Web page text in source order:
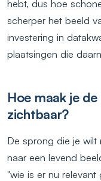
hebt, dus hoe
scherper het beeld
investering in
plaatsingen die
Hoe maak je
zichtbaar?
De sprong die je wilt
naar een levend
"wie is er nu